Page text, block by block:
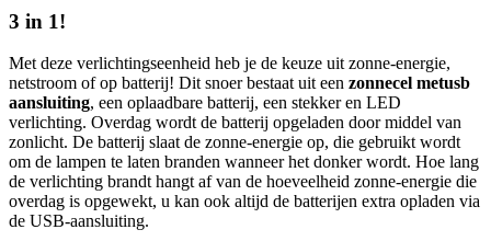
3 in 1!
Met deze verlichtingseenheid heb je de keuze uit zonne-energie,
netstroom of op batterij! Dit snoer bestaat uit een zonnecel metusb
aansluiting, een oplaadbare batterij, een stekker en LED
verlichting. Overdag wordt de batterij opgeladen door middel van
zonlicht. De batterij slaat de zonne-energie op, die gebruikt wordt
om de lampen te laten branden wanneer het donker wordt. Hoe lang
de verlichting brandt hangt af van de hoeveelheid zonne-energie die
overdag is opgewekt, u kan ook altijd de batterijen extra opladen via
de USB-aansluiting.